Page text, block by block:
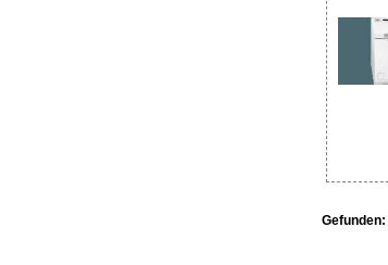
Gefunden: